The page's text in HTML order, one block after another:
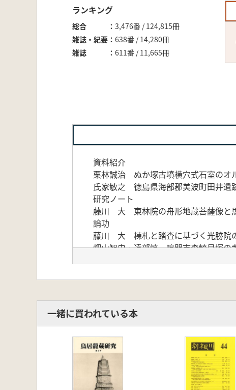
ランキング
総合
3,476番 / 124,815冊
雑誌・紀要
638番 / 14,280冊
雑誌
611番 / 11,665冊
資料紹介
栗林誠治 ぬか塚古墳横穴式石室のオ
氏家敏之 徳島県海部郡美波町田井遺
研究ノート
藤川 大 東林院の舟形地蔵菩薩像と
論功
藤川 大 棟札と踏査に基づく光勝院
畑山智史・遠部慎 鳴門市森崎貝塚
栗林誠治 徳島県出土円筒埴輪の基礎
一緒に買われている本